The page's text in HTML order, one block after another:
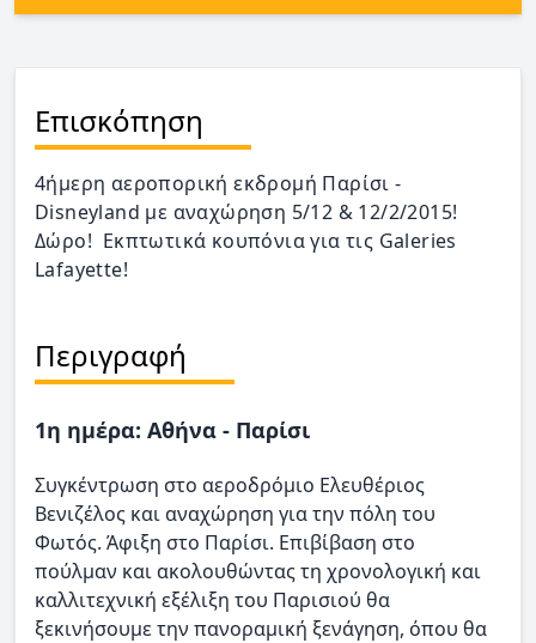
Επισκόπηση
4ήμερη αεροπορική εκδρομή Παρίσι -
Disneyland με αναχώρηση 5/12 & 12/2/2015!
Δώρο! Εκπτωτικά κουπόνια για τις Galeries
Lafayette!
Περιγραφή
1η ημέρα: Αθήνα - Παρίσι
Συγκέντρωση στο αεροδρόμιο Ελευθέριος
Βενιζέλος και αναχώρηση για την πόλη του
Φωτός. Άφιξη στο Παρίσι. Επιβίβαση στο
πούλμαν και ακολουθώντας τη χρονολογική και
καλλιτεχνική εξέλιξη του Παρισιού θα
ξεκινήσουμε την πανοραμική ξενάγηση, όπου θα